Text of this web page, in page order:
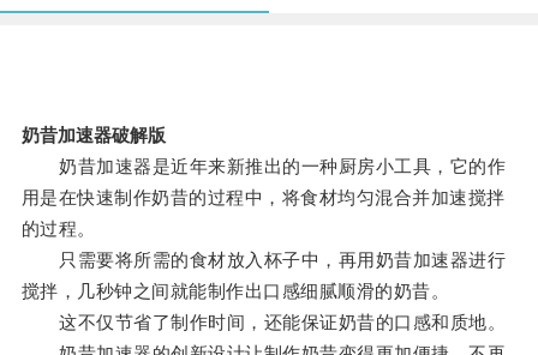
奶昔加速器破解版
奶昔加速器是近年来新推出的一种厨房小工具，它的作
用是在快速制作奶昔的过程中，将食材均匀混合并加速搅拌
的过程。
只需要将所需的食材放入杯子中，再用奶昔加速器进行
搅拌，几秒钟之间就能制作出口感细腻顺滑的奶昔。
这不仅节省了制作时间，还能保证奶昔的口感和质地。